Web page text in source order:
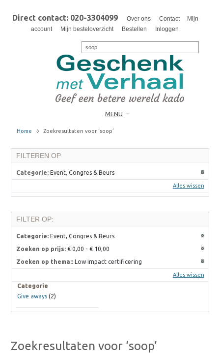
Direct contact: 020-3304099 Over ons Contact
Mijn
account
Mijn besteloverzicht Bestellen Inloggen
MENU
Home Zoekresultaten voor ‘soop’
Zoekresultaten voor ‘soop’
FILTEREN OP
Categorie: Event, Congres & Beurs
Alles wissen
FILTER OP:
Categorie: Event, Congres & Beurs
Zoeken op prijs: € 0,00 -€ 10,00
Zoeken op thema:: Low impact certificering
Alles wissen
Categorie
Give aways(2)